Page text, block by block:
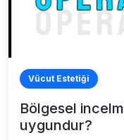
Vücut Estetiği
Bölgesel
uygundur?